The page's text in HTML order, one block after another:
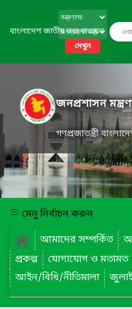
বাংলাদেশ জাতীয় তথ্য বাতায়ন
দেখুন
জনপ্রশাসন
গণপ্রজাতন্ত্রী
মেনু নির্বাচন করুন
আমাদের সম্পর্কিত
প্রকল্প
যোগাযোগ ও মতামত
আইন/বিধি/নীতিমালা